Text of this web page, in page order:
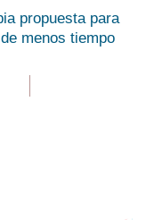
propuesta para
menos tiempo